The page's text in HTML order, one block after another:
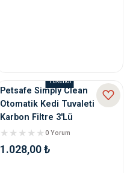
Tükendi
Petsafe Simply Clean
Otomatik Kedi Tuvaleti
Karbon Filtre 3'Lü
0 Yorum
1.028,00 ₺